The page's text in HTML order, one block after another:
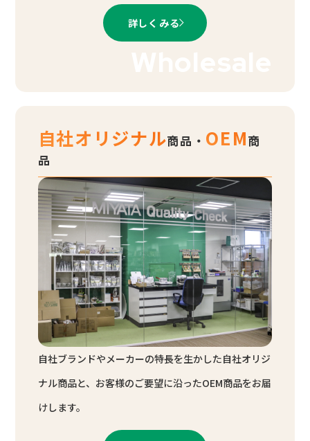
詳しくみる
自社オリジナル商品・ OEM商
品
自社ブランドやメーカーの特長を生かした自社オリジ
ナル商品と、お客様のご要望に沿ったOEM商品をお届
けします。